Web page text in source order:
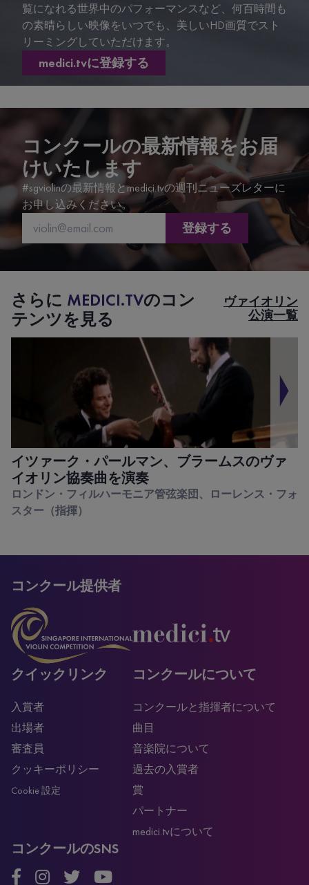
覧になれる世界中のパフォーマンスなど、何百時間も
の素晴らしい映像をいつでも、美しいHD画質でスト
リーミングしていただけます。
medici.tvに登録する
コンクールの最新情報をお届
けいたします
#sgviolinの最新情報とmedici.tvの週刊ニューズレターに
お申し込みください。
登録する
さらに MEDICI.TVのコン
テンツを見る
ヴァイオリン
公演一覧
イツァーク・パールマン、ブラームスのヴァ
イオリン協奏曲を演奏
ロンドン・フィルハーモニア管弦楽団、ローレンス・フォ
スター（指揮）
コンクール提供者
クイックリンク
入賞者
出場者
審査員
クッキーポリシー
Cookie 設定
コンクールについて
コンクールと指揮者について
曲目
音楽院について
過去の入賞者
賞
パートナー
medici.tvについて
コンクールのSNS